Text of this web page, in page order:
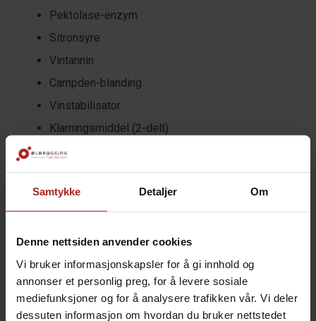
Samtykke Detaljer Om
Denne nettsiden anvender cookies
Vi bruker informasjonskapsler for å gi innhold og
annonser et personlig preg, for å levere sosiale
mediefunksjoner og for å analysere trafikken vår. Vi deler
dessuten informasjon om hvordan du bruker nettstedet
Pektolase-enzym
Sitronsyre
Vintannin
Campden-blanding
Vinstabilisator
Klarningsmiddel (2-delt)
Instruksjoner og oppskrifter
TEKNISK INFO
Bruksområde
Vin
Vin-type
Fruktvin
Volum
5 liter